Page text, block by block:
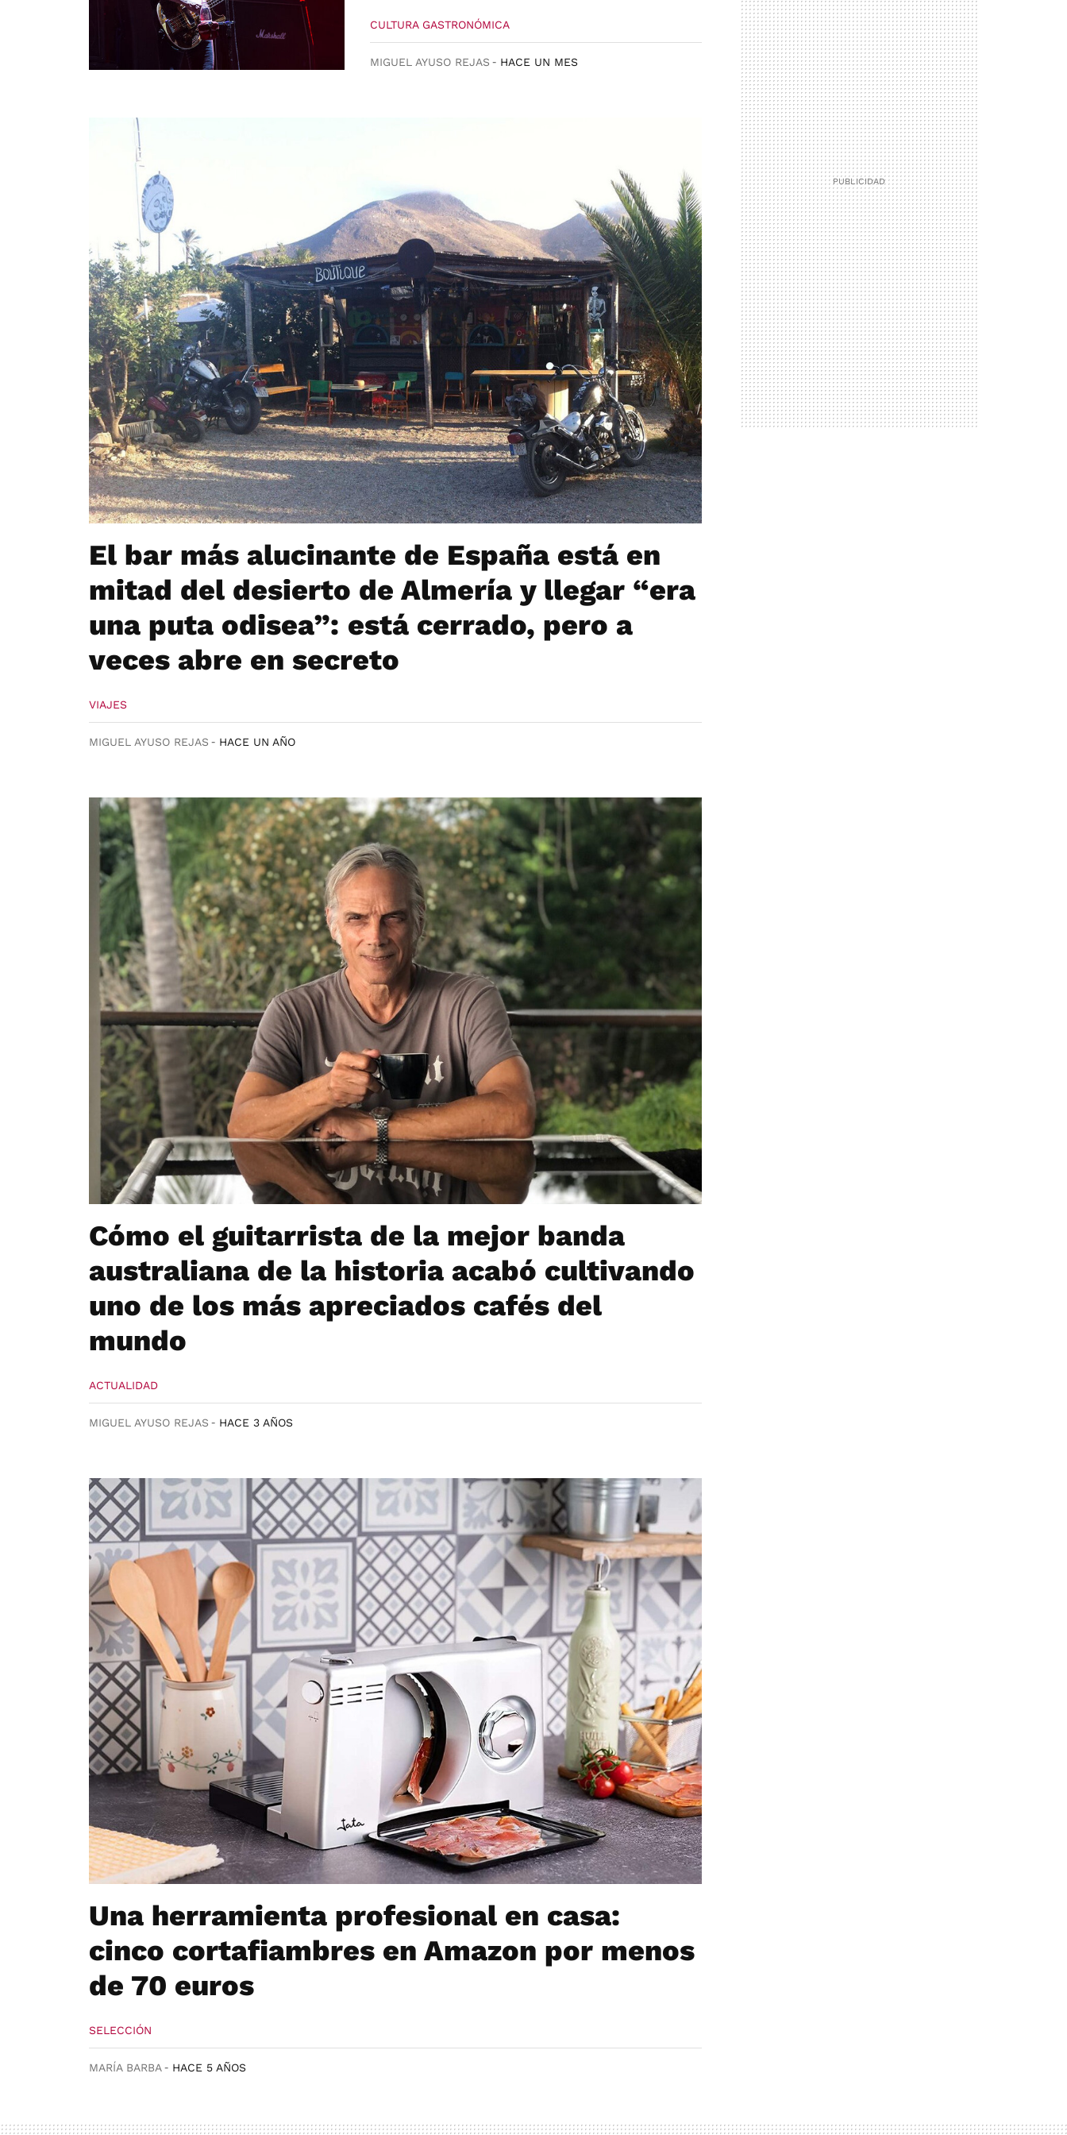
CULTURA GASTRONÓMICA
MIGUEL AYUSO REJAS HACE UN MES
El bar más alucinante de España está en
mitad del desierto de Almería y llegar “era
una puta odisea”: está cerrado, pero a
veces abre en secreto
VIAJES
MIGUEL AYUSO REJAS HACE UN AÑO
Cómo el guitarrista de la mejor banda
australiana de la historia acabó cultivando
uno de los más apreciados cafés del
mundo
ACTUALIDAD
MIGUEL AYUSO REJAS HACE 3 AÑOS
Una herramienta profesional en casa:
cinco cortafiambres en Amazon por menos
de 70 euros
SELECCIÓN
MARÍA BARBA HACE 5 AÑOS